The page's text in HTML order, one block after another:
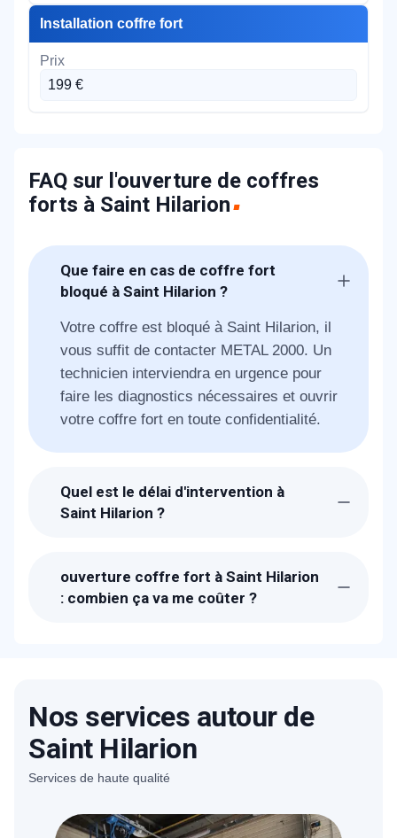
Installation coffre fort
199 €
FAQ sur l'ouverture de coffres
forts à Saint Hilarion
Que faire en cas de coffre fort
bloqué à Saint Hilarion ?
Votre coffre est bloqué à Saint Hilarion, il
vous suffit de contacter METAL 2000. Un
technicien interviendra en urgence pour
faire les diagnostics nécessaires et ouvrir
votre coffre fort en toute confidentialité.
Quel est le délai d'intervention à
Saint Hilarion ?
Saint Hilarion dans l'heure pour vous
ouvrir votre coffre fort.
ouverture coffre fort à Saint Hilarion
: combien ça va me coûter ?
la charge du travail nécessaire et la
technique qui sera suivi.
Nos services autour de
Saint Hilarion
Services de haute qualité